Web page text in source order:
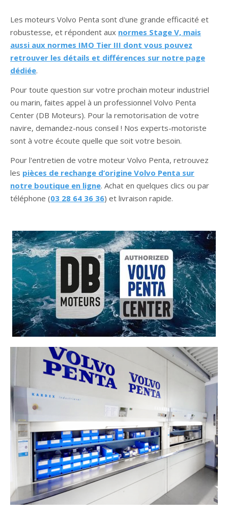
Les moteurs Volvo Penta sont d'une grande efficacité et
robustesse, et répondent aux normes Stage V, mais
aussi aux normes IMO Tier III dont vous pouvez
retrouver les détails et différences sur notre page
dédiée.
Pour toute question sur votre prochain moteur industriel
ou marin, faites appel à un professionnel Volvo Penta
Center (DB Moteurs). Pour la remotorisation de votre
navire, demandez-nous conseil ! Nos experts-motoriste
sont à votre écoute quelle que soit votre besoin.
Pour l'entretien de votre moteur Volvo Penta, retrouvez
les pièces de rechange d’origine Volvo Penta sur
notre boutique en ligne. Achat en quelques clics ou par
téléphone (03 28 64 36 36) et livraison rapide.